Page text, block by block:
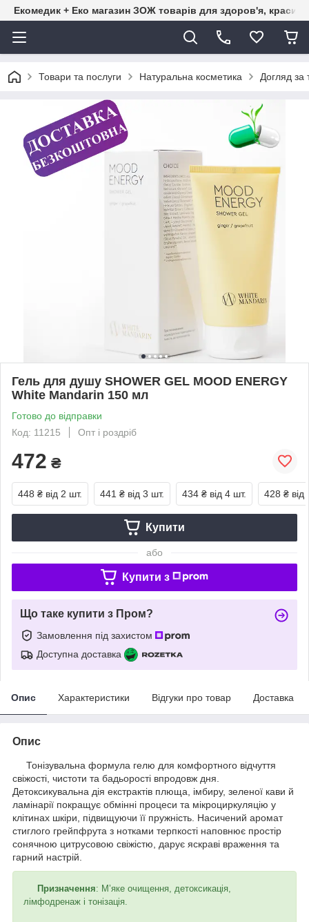
Екомедик + Еко магазин ЗОЖ товарів для здоров'я, краси
Товари та послуги Натуральна косметика Догляд за
Гель для душу SHOWER GEL MOOD ENERGY
White Mandarin 150 мл
Готово до відправки
Код: 11215
Опт і роздріб
472 ₴
448 ₴ від 2 шт. 441 ₴ від 3 шт. 434 ₴ від 4 шт. 428 ₴ від
Купити
або
Купити з
Що таке купити з Пром?
Замовлення під захистом
Доступна доставка
Опис Характеристики Відгуки про товар Доставка
Опис
Тонізувальна формула гелю для комфортного відчуття
свіжості, чистоти та бадьорості впродовж дня.
Детоксикувальна дія екстрактів плюща, імбиру, зеленої кави й
ламінарії покращує обмінні процеси та мікроциркуляцію у
клітинах шкіри, підвищуючи її пружність. Насичений аромат
стиглого грейпфрута з нотками терпкості наповнює простір
сонячною цитрусовою свіжістю, дарує яскраві враження та
гарний настрій.
Призначення: М’яке очищення, детоксикація,
лімфодренаж і тонізація.